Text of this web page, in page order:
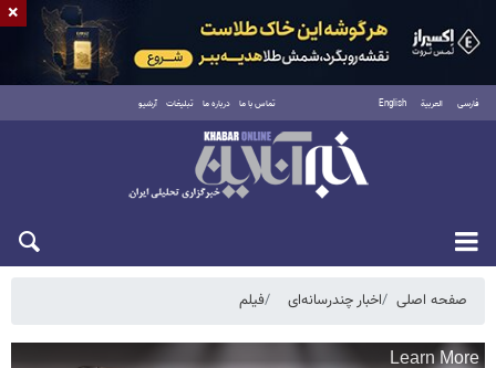
فارسی العربية English تماس با ما درباره ما تبلیغات آرشیو
پنجشنبه ۱۵ مرداد ۱۴۰۵
صفحه اصلی اخبار چندرسانه‌ای فیلم
×